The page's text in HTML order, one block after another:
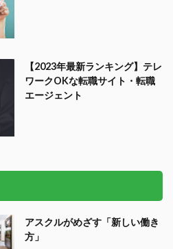
【2023年最新ランキング】テレ
ワークOKな転職サイト・転職
エージェント
アスクルがめざす「新しい働き
方」